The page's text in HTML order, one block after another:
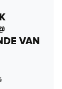
VAN